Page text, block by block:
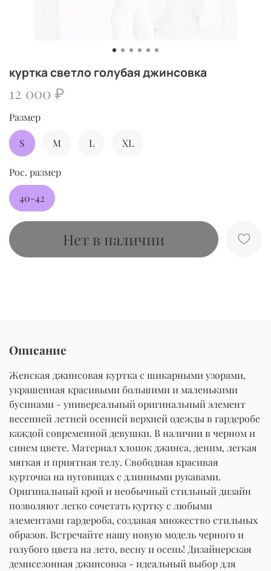
куртка светло голубая джинсовка
12 000 ₽
Нет в наличии
Размер
S M L XL
Рос. размер
40-42
Описание
Женская джинсовая куртка с шикарными узорами,
украшенная красивыми большими и маленькими
бусинами - универсальный оригинальный элемент
весенней летней осенней верхней одежды в гардеробе
каждой современной девушки. В наличии в черном и
синем цвете. Материал хлопок джинса, деним, легкая
мягкая и приятная телу. Свободная красивая
курточка на пуговицах с длинными рукавами.
Оригинальный крой и необычный стильный дизайн
позволяют легко сочетать куртку с любыми
элементами гардероба, создавая множество стильных
образов. Встречайте нашу новую модель черного и
голубого цвета на лето, весну и осень! Дизайнерская
демисезонная джинсовка - идеальный выбор для